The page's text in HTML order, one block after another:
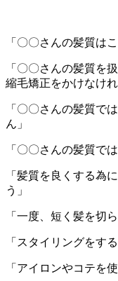
「〇〇さんの髪質は
「〇〇さんの髪質を
縮毛矯正をかけなけ
「〇〇さんの髪質で
ん」
「〇〇さんの髪質で
「髪質を良くする為
う」
「一度、短く髪を切
「スタイリングをす
「アイロンやコテを